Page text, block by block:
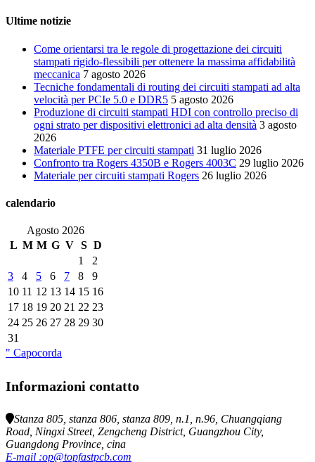
Ultime notizie
Come orientarsi tra le regole di progettazione dei circuiti
stampati rigido-flessibili per ottenere la massima affidabilità
meccanica 7 agosto 2026
Tecniche fondamentali di routing dei circuiti stampati ad alta
velocità per PCIe 5.0 e DDR5 5 agosto 2026
Produzione di circuiti stampati HDI con controllo preciso di
ogni strato per dispositivi elettronici ad alta densità 3 agosto
2026
Materiale PTFE per circuiti stampati 31 luglio 2026
Confronto tra Rogers 4350B e Rogers 4003C 29 luglio 2026
Materiale per circuiti stampati Rogers 26 luglio 2026
calendario
Agosto 2026
L M M G V S D
1
2
3
4 5 6 7 8
9
10 11 12 13 14 15 16
17 18 19 20 21 22 23
24 25 26 27 28 29 30
31
" Capocorda
Informazioni contatto
Stanza 805, stanza 806, stanza 809, n.1, n.96, Chuangqiang
Road, Ningxi Street, Zengcheng District, Guangzhou City,
Guangdong Province, cina
E-mail :op@topfastpcb.com